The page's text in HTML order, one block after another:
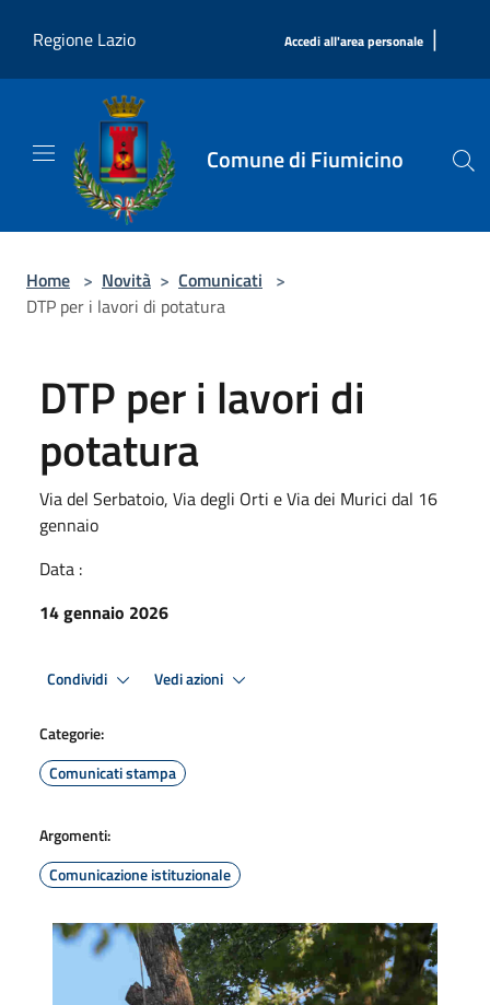
Regione Lazio
Accedi all'area personale |
Comune di Fiumicino
Home > Novità > Comunicati >
DTP per i lavori di potatura
DTP per i lavori di
potatura
Via del Serbatoio, Via degli Orti e Via dei Murici dal 16
gennaio
Data :
14 gennaio 2026
Condividi Vedi azioni
Categorie:
Comunicati stampa
Argomenti:
Comunicazione istituzionale